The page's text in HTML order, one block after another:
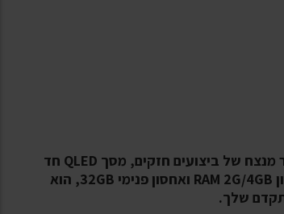
מסך המולטימדיה SYNCOPE ZETA PRO MAX - מביא איתו מוצר מנצח של ביצועים חזקים, מסך QLED חד
בגודל -9-10 -אינץ’ ואנדרואיד עדכני . עם מעבד עוצמתי , זיכרון RAM 2G/4GB ואחסון פנימי 32GB, הוא
שלך.